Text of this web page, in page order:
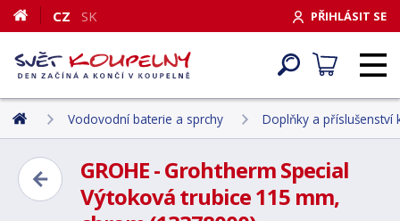
PŘIHLÁSIT SE
CZ SK
Vodovodní baterie a sprchy Doplňky a příslušenství
GROHE - Grohtherm Special
Výtoková trubice 115 mm,